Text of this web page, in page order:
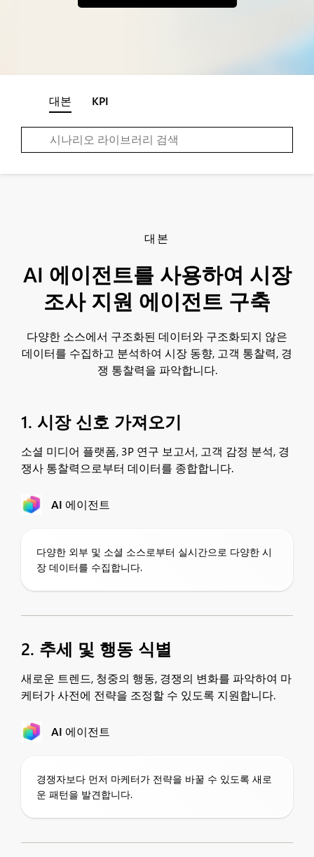
대본 KPI
대본
AI 에이전트를 사용하여 시장
조사 지원 에이전트 구축
다양한 소스에서 구조화된 데이터와 구조화되지 않은
데이터를 수집하고 분석하여 시장 동향, 고객 통찰력, 경
쟁 통찰력을 파악합니다.
1. 시장 신호 가져오기
소셜 미디어 플랫폼, 3P 연구 보고서, 고객 감정 분석, 경
쟁사 통찰력으로부터 데이터를 종합합니다.
AI 에이전트
다양한 외부 및 소셜 소스로부터 실시간으로 다양한 시
장 데이터를 수집합니다.
2. 추세 및 행동 식별
새로운 트렌드, 청중의 행동, 경쟁의 변화를 파악하여 마
케터가 사전에 전략을 조정할 수 있도록 지원합니다.
AI 에이전트
경쟁자보다 먼저 마케터가 전략을 바꿀 수 있도록 새로
운 패턴을 발견합니다.